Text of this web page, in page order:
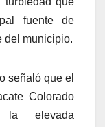
fuente de
del municipio.
señaló que el
Colorado
la elevada